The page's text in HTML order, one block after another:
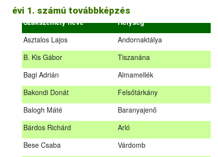
évi 1. számú továbbképzés
2018.09.18. – 2018.09.19.
Szakszemély neve
Helység
Asztalos Lajos
Andornaktálya
B. Kis Gábor
Tiszanána
Bagi Adrián
Almamellék
Bakondi Donát
Felsőtárkány
Balogh Máté
Baranyajenő
Bárdos Richárd
Arló
Bese Csaba
Várdomb
Az alábbiakban tesszük közzé a 2018. szeptember 19-én
megrendezett erdészeti szakszemélyzeti vizsgát sikeresen
teljesítők névsorát.
A sikeres vizsgáról szóló tanúsítványt postán küldjük meg. A